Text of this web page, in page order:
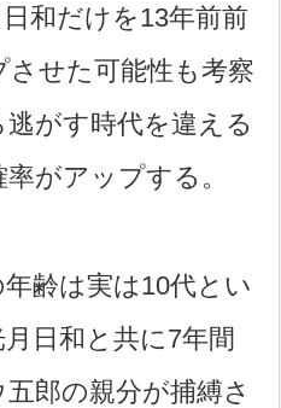
和だけを13年前前
せた可能性も考察
がす時代を違える
がアップする。
齢は実は10代とい
日和と共に7年間
郎の親分が捕縛さ